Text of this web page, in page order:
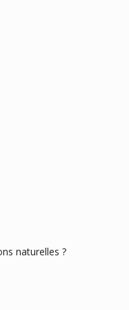
naturelles ?